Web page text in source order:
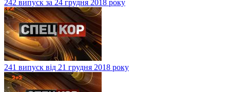
242 випуск за 24 грудня 2018 року
241 випуск від 21 грудня 2018 року